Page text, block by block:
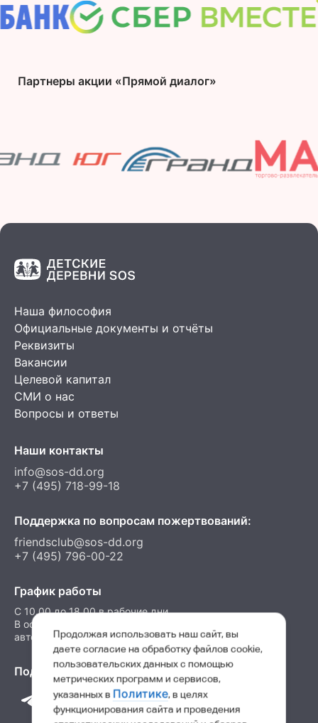
Партнеры акции «Прямой диалог»
Наша философия
Официальные документы и отчёты
Реквизиты
Вакансии
Целевой капитал
СМИ о нас
Вопросы и ответы
Наши контакты
info@sos-dd.org
+7 (495) 718-99-18
Поддержка по вопросам пожертвований:
friendsclub@sos-dd.org
+7 (495) 796-00-22
График работы
C 10.00 до 18.00 в рабочие дни
В остальные часы можно оставить сообщение на
автоответчик
Подпишитесь на нас в соц. сетях
Продолжая использовать наш сайт, вы
даете согласие на обработку файлов cookie,
пользовательских данных с помощью
метрических программ и сервисов,
указанных в Политике, в целях
функционирования сайта и проведения